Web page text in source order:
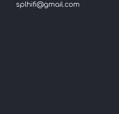
splhifi@gmail.com